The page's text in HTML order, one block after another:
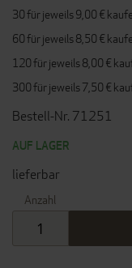
30 für jeweils9,00 €
60 für jeweils8,50 €
120 für jeweils8,00 €
300 für jeweils7,50 €
Bestell-Nr. 71251
AUF LAGER
lieferbar
Anzahl